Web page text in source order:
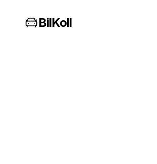
BilKoll